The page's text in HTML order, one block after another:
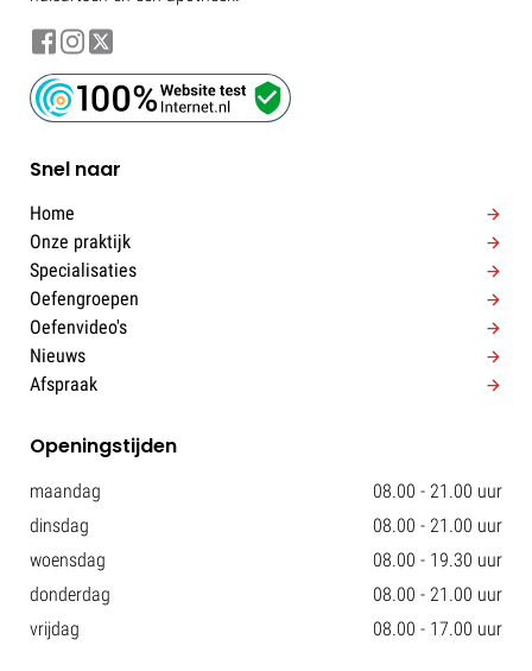
Snel naar
Home
Onze praktijk
Specialisaties
Oefengroepen
Oefenvideo's
Nieuws
Afspraak
Openingstijden
maandag
08.00 - 21.00 uur
dinsdag
08.00 - 21.00 uur
woensdag
08.00 - 19.30 uur
donderdag
08.00 - 21.00 uur
vrijdag
08.00 - 17.00 uur